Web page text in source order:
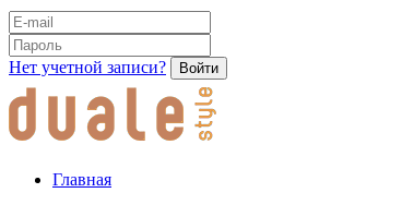
Нет учетной записи? Войти
Главная